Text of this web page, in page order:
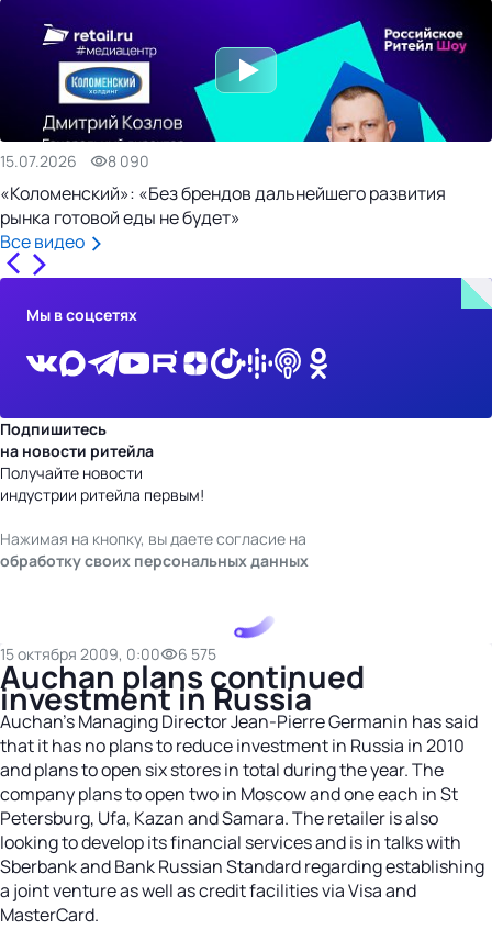
15.07.2026 8 090
«Коломенский»: «Без брендов дальнейшего развития
рынка готовой еды не будет»
Все видео
Мы в соцсетях
Подпишитесь
на новости ритейла
Получайте новости
индустрии ритейла первым!
Нажимая на кнопку, вы даете согласие на
обработку своих персональных данных
15 октября 2009, 0:00 6 575
Auchan plans continued
investment in Russia
Auchan's Managing Director Jean-Pierre Germanin has said
that it has no plans to reduce investment in Russia in 2010
and plans to open six stores in total during the year. The
company plans to open two in Moscow and one each in St
Petersburg, Ufa, Kazan and Samara. The retailer is also
looking to develop its financial services and is in talks with
Sberbank and Bank Russian Standard regarding establishing
a joint venture as well as credit facilities via Visa and
MasterCard.